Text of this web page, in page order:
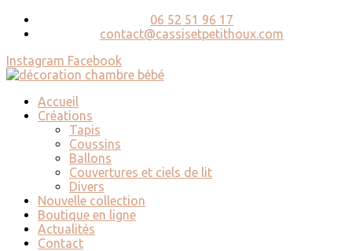
06 52 51 96 17
contact@cassisetpetithoux.com
Instagram Facebook
Accueil
Créations
Tapis
Coussins
Ballons
Couvertures et ciels de lit
Divers
Nouvelle collection
Boutique en ligne
Actualités
Contact